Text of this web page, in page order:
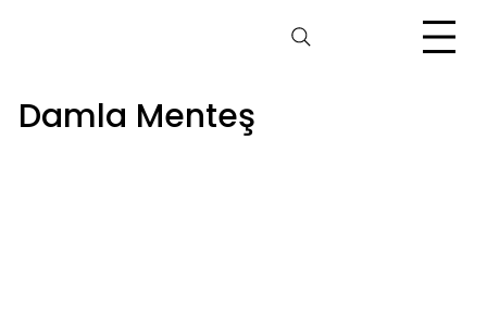
Damla Menteş